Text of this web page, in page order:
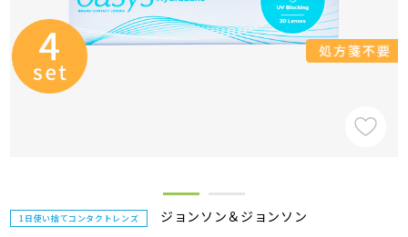
1日使い捨てコンタクトレンズ ジョンソン＆ジョンソン